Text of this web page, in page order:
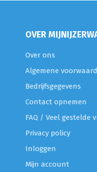
OVER
Over ons
Algemene
Bedrijfsgegevens
Contact opnemen
FAQ / Veel gestelde
Privacy policy
Inloggen
Mijn account